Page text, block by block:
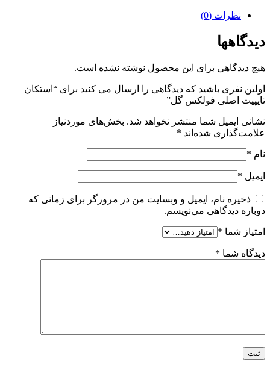
نظرات (0)
دیدگاهها
هیچ دیدگاهی برای این محصول نوشته نشده است.
اولین نفری باشید که دیدگاهی را ارسال می کنید برای “استکان
تایپیت اصلی فولکس گل”
نشانی ایمیل شما منتشر نخواهد شد. بخش‌های موردنیاز
علامت‌گذاری شده‌اند *
نام *
ایمیل *
ذخیره نام، ایمیل و وبسایت من در مرورگر برای زمانی که
دوباره دیدگاهی می‌نویسم.
امتیاز شما *
دیدگاه شما *